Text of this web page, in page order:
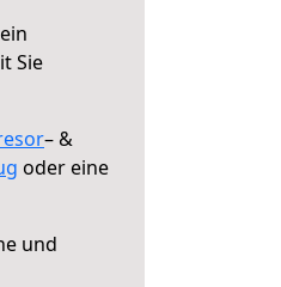
Sie
– &
oder eine
und